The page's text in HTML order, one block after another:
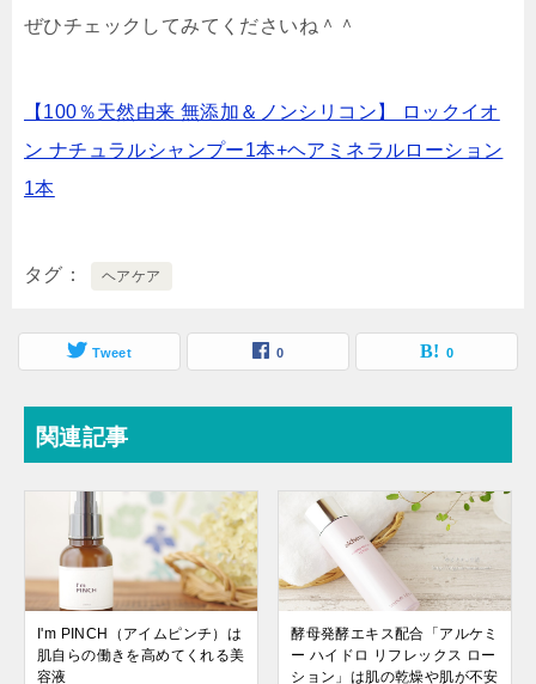
ぜひチェックしてみてくださいね＾＾
【100％天然由来 無添加＆ノンシリコン】 ロックイオ
ン ナチュラルシャンプー1本+ヘアミネラルローション
1本
タグ ヘアケア
Tweet 0 0
関連記事
I'm PINCH（アイムピンチ）は
肌自らの働きを高めてくれる美
容液
酵母発酵エキス配合「アルケミ
ー ハイドロ リフレックス ロー
ション」は肌の乾燥や肌が不安